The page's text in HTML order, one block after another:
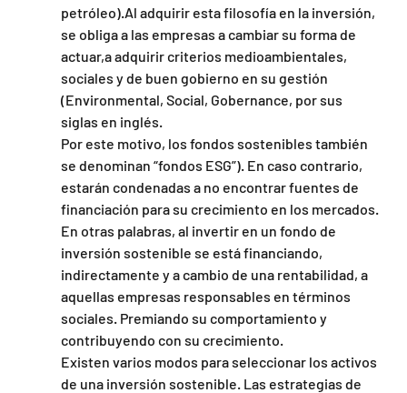
petróleo).Al adquirir esta filosofía en la inversión,
se obliga a las empresas a cambiar su forma de
actuar,a adquirir criterios medioambientales,
sociales y de buen gobierno en su gestión
(Environmental, Social, Gobernance, por sus
siglas en inglés.
Por este motivo, los fondos sostenibles también
se denominan “fondos ESG”). En caso contrario,
estarán condenadas a no encontrar fuentes de
financiación para su crecimiento en los mercados.
En otras palabras, al invertir en un fondo de
inversión sostenible se está financiando,
indirectamente y a cambio de una rentabilidad, a
aquellas empresas responsables en términos
sociales. Premiando su comportamiento y
contribuyendo con su crecimiento.
Existen varios modos para seleccionar los activos
de una inversión sostenible. Las estrategias de